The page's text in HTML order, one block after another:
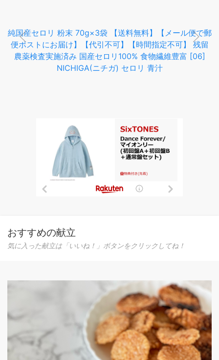
NICHIGA(ニチガ) セロリ 青汁
おすすめの献立
気に入った献立は「いいね！」ボタンをクリックしてね！